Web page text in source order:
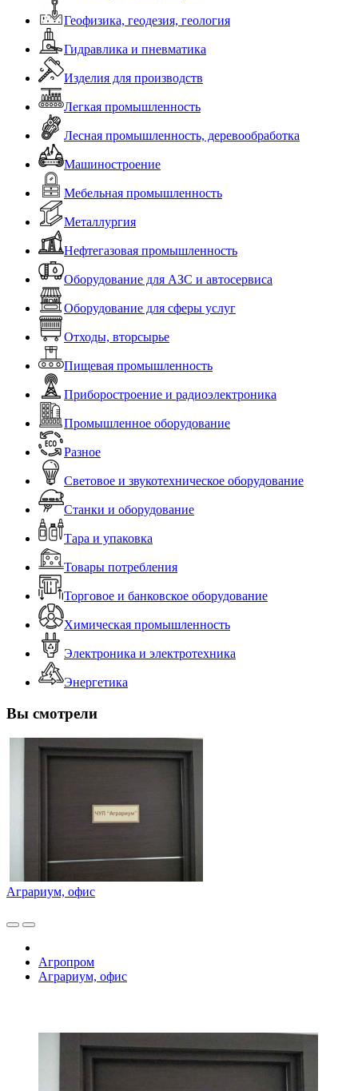
Геофизика, геодезия, геология
Гидравлика и пневматика
Изделия для производств
Легкая промышленность
Лесная промышленность, деревообработка
Машиностроение
Мебельная промышленность
Металлургия
Нефтегазовая промышленность
Оборудование для АЗС и автосервиса
Оборудование для сферы услуг
Отходы, вторсырье
Пищевая промышленность
Приборостроение и радиоэлектроника
Промышленное оборудование
Разное
Световое и звукотехническое оборудование
Станки и оборудование
Тара и упаковка
Товары потребления
Торговое и банковское оборудование
Химическая промышленность
Электроника и электротехника
Энергетика
Вы смотрели
Аграриум, офис
Агропром
Аграриум, офис